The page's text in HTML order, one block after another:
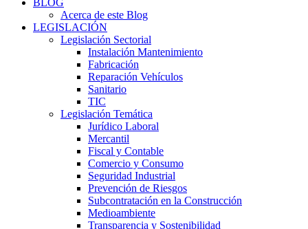
BLOG
Acerca de este Blog
LEGISLACIÓN
Legislación Sectorial
Instalación Mantenimiento
Fabricación
Reparación Vehículos
Sanitario
TIC
Legislación Temática
Jurídico Laboral
Mercantil
Fiscal y Contable
Comercio y Consumo
Seguridad Industrial
Prevención de Riesgos
Subcontratación en la Construcción
Medioambiente
Transparencia y Sostenibilidad